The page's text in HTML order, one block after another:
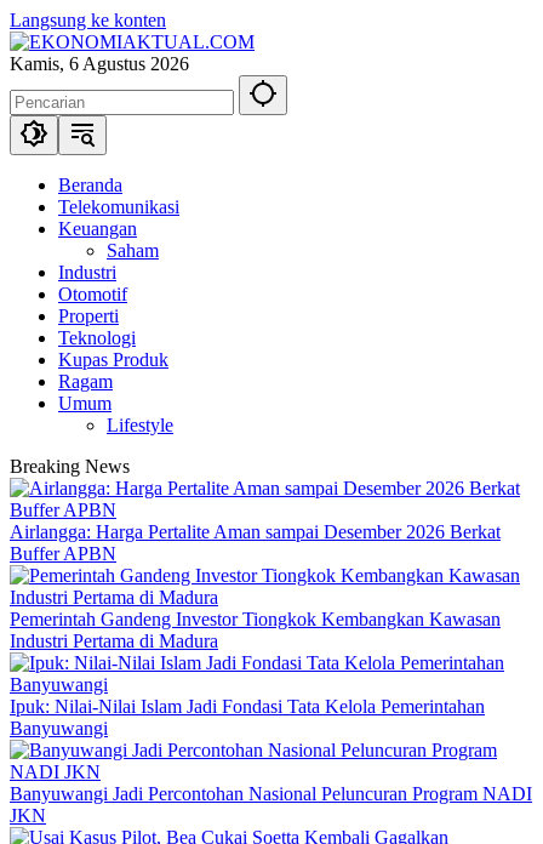
Langsung ke konten
Kamis, 6 Agustus 2026
Beranda
Telekomunikasi
Keuangan
Saham
Industri
Otomotif
Properti
Teknologi
Kupas Produk
Ragam
Umum
Lifestyle
Breaking News
Airlangga: Harga Pertalite Aman sampai Desember 2026 Berkat
Buffer APBN
Pemerintah Gandeng Investor Tiongkok Kembangkan Kawasan
Industri Pertama di Madura
Ipuk: Nilai-Nilai Islam Jadi Fondasi Tata Kelola Pemerintahan
Banyuwangi
Banyuwangi Jadi Percontohan Nasional Peluncuran Program NADI
JKN